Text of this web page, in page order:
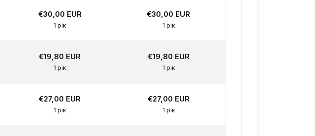
€30,00 EUR
1 рік
€30,00 EUR
1 рік
€19,80 EUR
1 рік
€19,80 EUR
1 рік
€27,00 EUR
1 рік
€27,00 EUR
1 рік